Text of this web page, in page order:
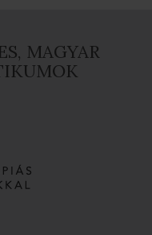
MAGYAR